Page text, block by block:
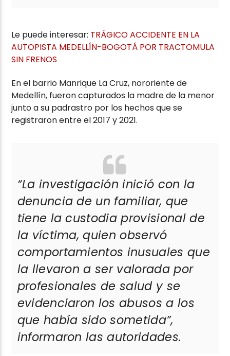
Le puede interesar: TRÁGICO ACCIDENTE EN LA
AUTOPISTA MEDELLÍN-BOGOTÁ POR TRACTOMULA
SIN FRENOS
En el barrio Manrique La Cruz, nororiente de
Medellín, fueron capturados la madre de la menor
junto a su padrastro por los hechos que se
registraron entre el 2017 y 2021.
“La investigación inició con la
denuncia de un familiar, que
tiene la custodia provisional de
la víctima, quien observó
comportamientos inusuales que
la llevaron a ser valorada por
profesionales de salud y se
evidenciaron los abusos a los
que había sido sometida”,
informaron las autoridades.